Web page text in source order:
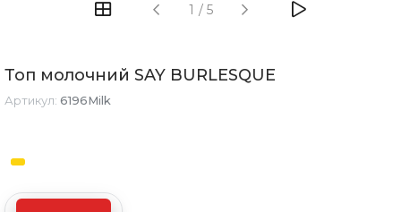
1 / 5
Топ молочний SAY BURLESQUE
Артикул: 6196Milk